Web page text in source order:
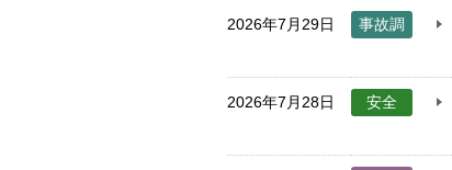
2026年7月29日 事故調
2026年7月28日 安全